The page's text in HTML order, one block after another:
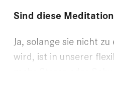
Sind diese
Ja, solange sie nicht
wird, ist in unserer